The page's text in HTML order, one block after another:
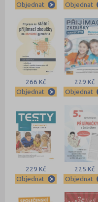
Objednat
Objednat
266 Kč
Objednat
229 Kč
Objednat
229 Kč
Objednat
225 Kč
Objednat